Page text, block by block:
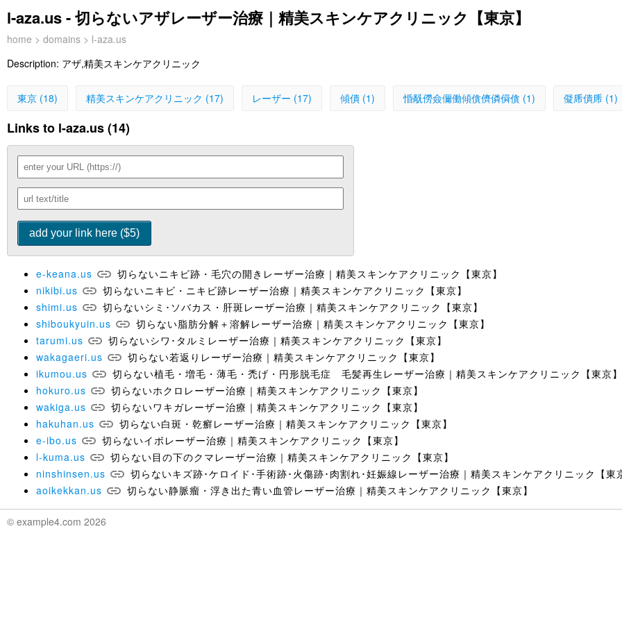
l-aza.us - 切らないアザレーザー治療｜精美スキンケアクリニック【東京】
home > domains > l-aza.us
Description: アザ,精美スキンケアクリニック
東京 (18) 精美スキンケアクリニック (17) レーザー (17) 傾僓 (1) 惛旤僗僉儞働傾僋儕僯僢僋 (1) 儗乕僓乕 (1)
Links to l-aza.us (14)
e-keana.us
切らないニキビ跡・毛穴の開きレーザー治療｜精美スキンケアクリニック【東京】
nikibi.us
切らないニキビ・ニキビ跡レーザー治療｜精美スキンケアクリニック【東京】
shimi.us
切らないシミ･ソバカス・肝斑レーザー治療｜精美スキンケアクリニック【東京】
shiboukyuin.us
切らない脂肪分解＋溶解レーザー治療｜精美スキンケアクリニック【東京】
tarumi.us
切らないシワ･タルミレーザー治療｜精美スキンケアクリニック【東京】
wakagaeri.us
切らない若返りレーザー治療｜精美スキンケアクリニック【東京】
ikumou.us
切らない植毛・増毛・薄毛・禿げ・円形脱毛症 毛髪再生レーザー治療｜精美スキンケアクリニック【東京】
hokuro.us
切らないホクロレーザー治療｜精美スキンケアクリニック【東京】
wakiga.us
切らないワキガレーザー治療｜精美スキンケアクリニック【東京】
hakuhan.us
切らない白斑・乾癬レーザー治療｜精美スキンケアクリニック【東京】
e-ibo.us
切らないイボレーザー治療｜精美スキンケアクリニック【東京】
l-kuma.us
切らない目の下のクマレーザー治療｜精美スキンケアクリニック【東京】
ninshinsen.us
切らないキズ跡･ケロイド･手術跡･火傷跡･肉割れ･妊娠線レーザー治療｜精美スキンケアクリニック【東
aoikekkan.us
切らない静脈瘤・浮き出た青い血管レーザー治療｜精美スキンケアクリニック【東京】
© example4.com 2026